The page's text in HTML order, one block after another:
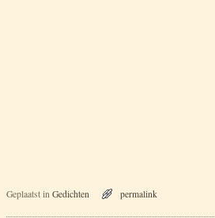
Geplaatst in Gedichten permalink